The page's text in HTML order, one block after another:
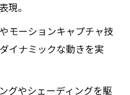
現。
モーションキャプチャ技
イナミックな動きを実
グやシェーディングを駆